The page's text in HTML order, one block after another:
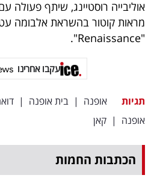
פרסמו
באייס
מראות קוטור בהשראת אלבומה
"Renaissance".
עקבו אחרינו
תגיות אופנה | בית אופנה |
אופנה | קאן
הכתבות החמות